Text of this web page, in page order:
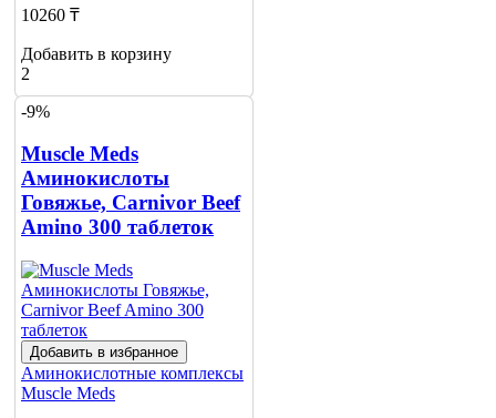
10260 ₸
Добавить в корзину
2
-9%
Muscle Meds
Аминокислоты
Говяжье, Carnivor Beef
Amino 300 таблеток
Добавить в избранное
Аминокислотные комплексы
Muscle Meds